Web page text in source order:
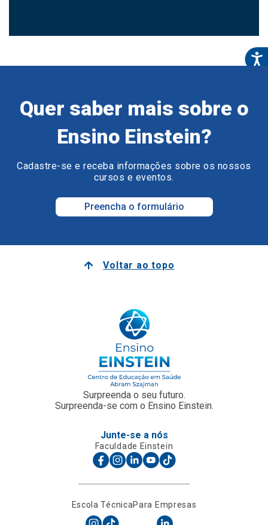
Quer saber mais sobre o
Ensino Einstein?
Cadastre-se e receba informações sobre os nossos
cursos e eventos.
Preencha o formulário
Voltar ao topo
Surpreenda o seu futuro.
Surpreenda-se com o Ensino Einstein.
Junte-se a nós
Faculdade Einstein
Escola TécnicaPara Empresas